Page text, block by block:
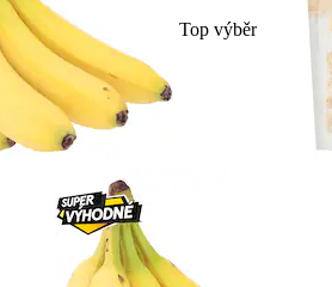
Top výběr